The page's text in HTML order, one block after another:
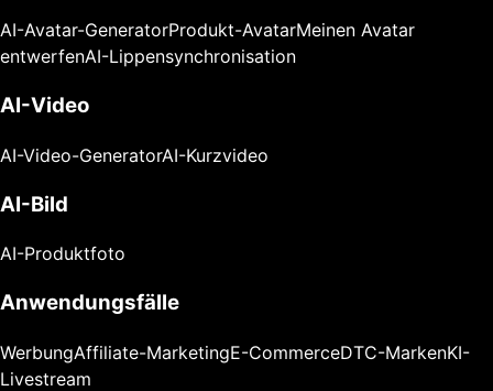
AI-Avatar-GeneratorProdukt-AvatarMeinen Avatar
entwerfenAI-Lippensynchronisation
AI-Video
AI-Video-GeneratorAI-Kurzvideo
AI-Bild
AI-Produktfoto
Anwendungsfälle
WerbungAffiliate-MarketingE-CommerceDTC-MarkenKI-
Livestream